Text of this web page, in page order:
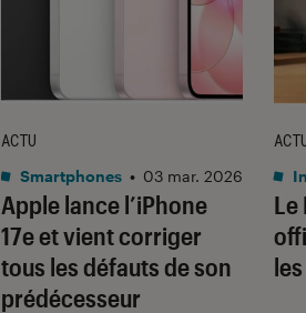
Apple lance l’iPhone
17e et vient corriger
tous les défauts de son
prédécesseur
ACTU
Smartphones • 03 mar. 2026
Le